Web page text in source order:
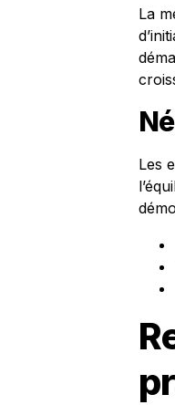
La
Les